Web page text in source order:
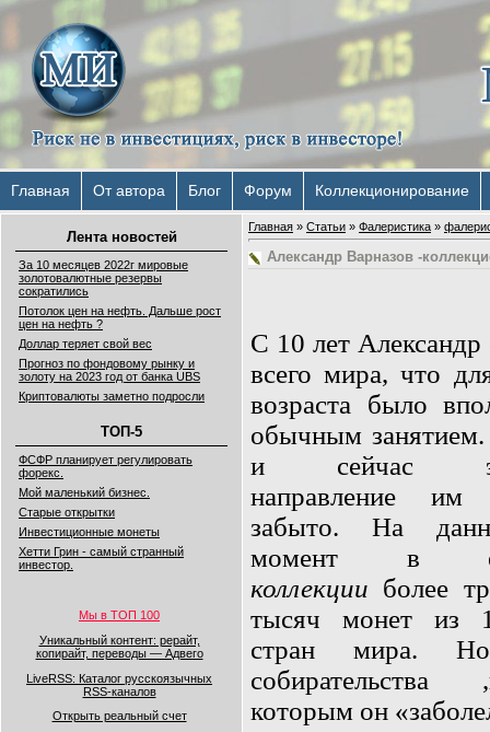
Главная От автора Блог Форум Коллекционирование
Лента новостей
За 10 месяцев 2022г мировые
золотовалютные резервы
сократились
Потолок цен на нефть. Дальше рост
цен на нефть ?
Доллар теряет свой вес
Прогноз по фондовому рынку и
золоту на 2023 год от банка UBS
Криптовалюты заметно подросли
ТОП-5
ФСФР планирует регулировать
форекс.
Мой маленький бизнес.
Старые открытки
Инвестиционные монеты
Хетти Грин - самый странный
инвестор.
Мы в ТОП 100
Уникальный контент: рерайт,
копирайт, переводы — Адвего
LiveRSS: Каталог русскоязычных
RSS-каналов
Открыть реальный счет
Главная » Статьи » Фалеристика »
Александр Варназов -
С 10 лет
всего мира, что
возраста было
обычным
и сейчас
направление им
забыто. На
момент в
коллекции более
тысяч монет из
стран мира. Но
собирательства
которым он